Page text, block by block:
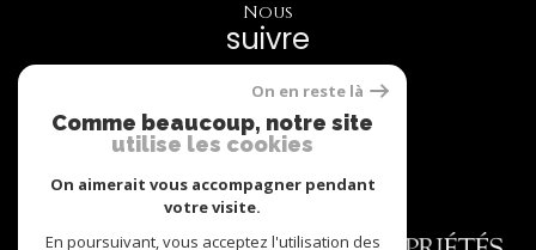
Nous
suivre
Nos
Partenaires
On en reste là
Comme beaucoup, notre site
utilise les cookies
On aimerait vous accompagner pendant
votre visite.
En poursuivant, vous acceptez l'utilisation des